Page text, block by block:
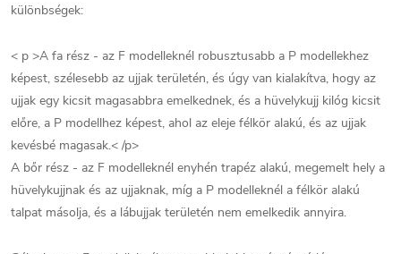
különbségek:
< p >A fa rész - az F modelleknél robusztusabb a P modellekhez
képest, szélesebb az ujjak területén, és úgy van kialakítva, hogy az
ujjak egy kicsit magasabbra emelkednek, és a hüvelykujj kilóg kicsit
előre, a P modellhez képest, ahol az eleje félkör alakú, és az ujjak
kevésbé magasak.< /p>
A bőr rész - az F modelleknél enyhén trapéz alakú, megemelt hely a
hüvelykujjnak és az ujjaknak, míg a P modelleknél a félkör alakú
talpat másolja, és a lábujjak területén nem emelkedik annyira.